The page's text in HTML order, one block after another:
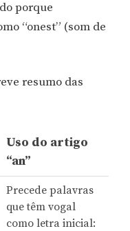
porque
“onest” (som de
resumo das
Uso do artigo
“an”
Precede palavras
que têm vogal
como letra inicial: